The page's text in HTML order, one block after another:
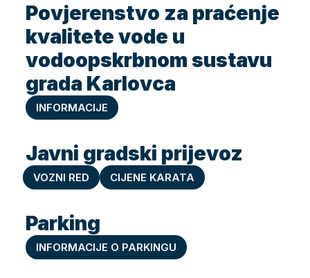
Povjerenstvo za praćenje
kvalitete vode u
vodoopskrbnom sustavu
grada Karlovca
INFORMACIJE
Javni gradski prijevoz
VOZNI RED CIJENE KARATA
Parking
INFORMACIJE O PARKINGU